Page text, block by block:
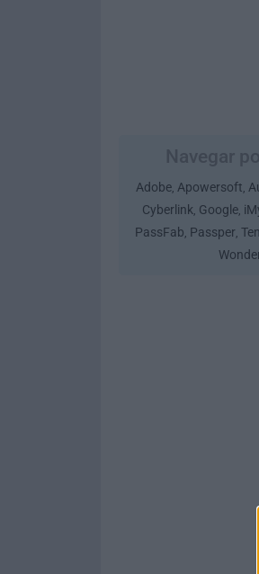
Adobe, Apowersoft,
Cyberlink, Google,
PassFab, Passper,